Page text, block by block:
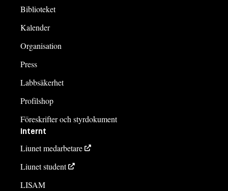
Biblioteket
Kalender
Organisation
Press
Labbsäkerhet
Profilshop
Föreskrifter och styrdokument
Internt
Liunet medarbetare
Liunet student
LISAM